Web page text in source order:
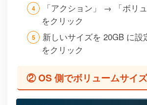
「アクション」 → 「ボリ
をクリック
新しいサイズを 20GB に設
をクリック
② OS 側でボリュームサイ